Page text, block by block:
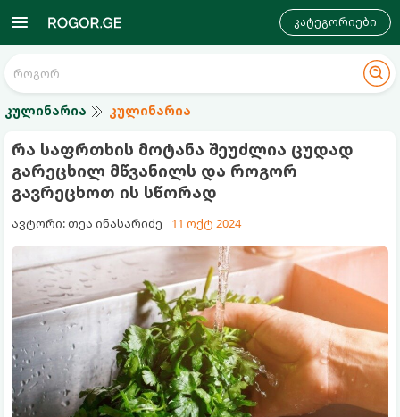
კატეგორიები
კულინარია კულინარია
რა საფრთხის მოტანა შეუძლია ცუდად
გარეცხილ მწვანილს და როგორ
გავრეცხოთ ის სწორად
ავტორი: თეა ინასარიძე 11 ოქტ 2024